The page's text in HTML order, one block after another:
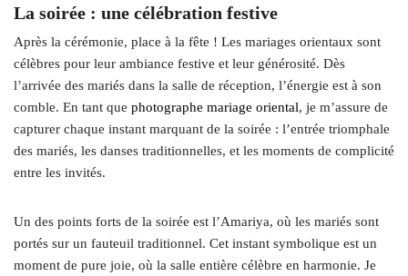
La soirée : une célébration festive
Après la cérémonie, place à la fête ! Les mariages orientaux sont
célèbres pour leur ambiance festive et leur générosité. Dès
l’arrivée des mariés dans la salle de réception, l’énergie est à son
comble. En tant que photographe mariage oriental, je m’assure de
capturer chaque instant marquant de la soirée : l’entrée triomphale
des mariés, les danses traditionnelles, et les moments de complicité
entre les invités.
Un des points forts de la soirée est l’Amariya, où les mariés sont
portés sur un fauteuil traditionnel. Cet instant symbolique est un
moment de pure joie, où la salle entière célèbre en harmonie. Je